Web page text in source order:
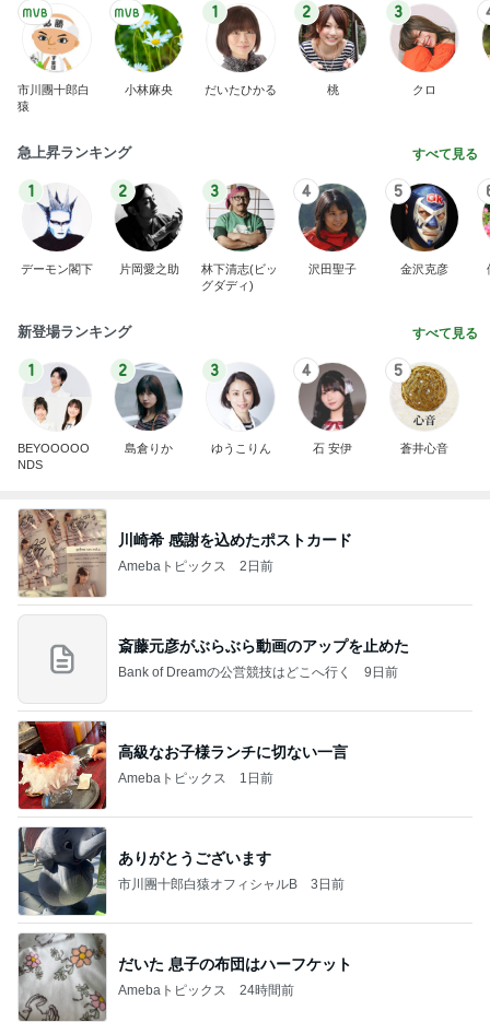
市川團十郎白
猿
小林麻央
1
だいたひかる
2
桃
3
クロ
急上昇ランキング すべて見る
1
デーモン閣下
2
片岡愛之助
3
林下清志(ビッ
グダディ)
4
沢田聖子
5
金沢克彦
新登場ランキング すべて見る
1
BEYOOOOO
NDS
2
島倉りか
3
ゆうこりん
4
石 安伊
5
蒼井心音
川崎希 感謝を込めたポストカード
Amebaトピックス 2日前
斎藤元彦がぶらぶら動画のアップを止めた
Bank of Dreamの公営競技はどこへ行く 9日前
高級なお子様ランチに切ない一言
Amebaトピックス 1日前
ありがとうございます
市川團十郎白猿オフィシャルB 3日前
だいた 息子の布団はハーフケット
Amebaトピックス 24時間前